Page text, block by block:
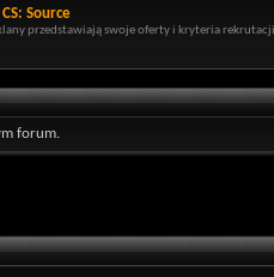
CS: Source
przedstawiają swoje oferty i kryteria
forum.